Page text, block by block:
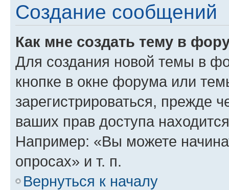
Создание сообщений
Как мне создать тему в
Для создания новой темы в
кнопке в окне форума или
зарегистрироваться, прежде
ваших прав доступа
Например: «Вы можете
опросах» и т. п.
Вернуться к началу